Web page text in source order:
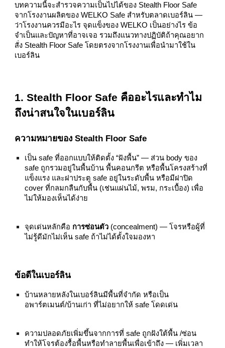
บทความนี้จะสำรวจความเป็นไปได้ของ Stealth Floor Safe
จากโรงงานผลิตของ WELKO Safe สำหรับตลาดเบอร์ลิน —
ว่าโรงงานควรมีอะไร จุดแข็งของ WELKO เป็นอย่างไร ข้อ
จำเป็นและปัญหาที่อาจเจอ รวมถึงแนวทางปฏิบัติถ้าคุณอยาก
สั่ง Stealth Floor Safe โดยตรงจากโรงงานเพื่อนำมาใช้ใน
เบอร์ลิน
1. Stealth Floor Safe คืออะไรและทำไม
ถึงน่าสนใจในเบอร์ลิน
ความหมายของ Stealth Floor Safe
เป็น safe ที่ออกแบบให้ติดตั้ง “ฝังพื้น” — ส่วน body ของ
safe ถูกรวมอยู่ในพื้นบ้าน พื้นคอนกรีต หรือพื้นโครงสร้างที่
แข็งแรง และฝาประตู safe อยู่ในระดับพื้น หรือมีฝาปิด
cover ที่กลมกลืนกับพื้น (เช่นแผ่นไม้, พรม, กระเบื้อง) เพื่อ
ไม่ให้มองเห็นได้ง่าย
จุดเด่นหลักคือ การซ่อนตัว (concealment) — โจรหรือผู้ที่
ไม่รู้ดีมักไม่เห็น safe ถ้าไม่ได้ตั้งใจมองหา
ข้อดีในเบอร์ลิน
บ้านหลายหลังในเบอร์ลินมีพื้นที่จำกัด หรือเป็น
อพาร์ตเมนต์/บ้านเก่า ที่ไม่อยากให้ safe โดดเด่น
ความปลอดภัยเพิ่มขึ้นจากการที่ safe ถูกฝังใต้พื้น /ซ่อน
ทำให้โจรต้องรื้อพื้นหรือทำลายพื้นเพื่อเข้าถึง — เพิ่มเวลา